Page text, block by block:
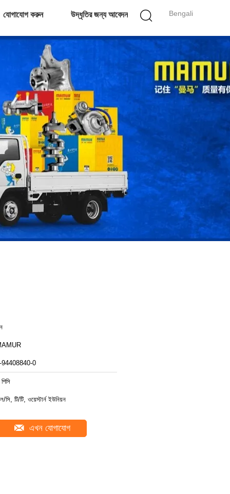
Bengali
যোগাযোগ করুন উদ্ধৃতির জন্য আবেদন
94408840-0
সি, টি/টি, ওয়েস্টার্ন ইউনিয়ন
এখন যোগাযোগ